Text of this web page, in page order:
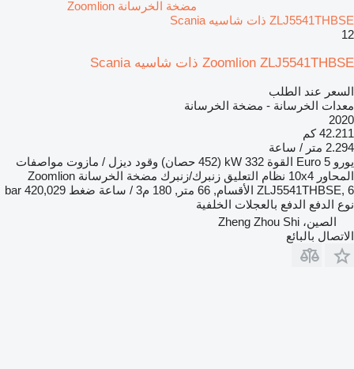
مضخة الخرسانة Zoomlion
ZLJ5541THBSE ذات شاسيه Scania
12
Zoomlion ZLJ5541THBSE ذات شاسيه Scania
السعر عند الطلب
معدات الخرسانة - مضخة الخرسانة
2020
42.211 كم
2.294 متر / ساعة
يورو Euro 5 القوة 332 kW (452 حصان) وقود ديزل / مازوت مواصفات
المحاور 10x4 نظام التعليق زنبرك/زنبرك مضخة الخرسانة Zoomlion
ZLJ5541THBSE, 6 الأقسام, 66 متر, 180 م3 / ساعة
ضغط 420,029 bar
نوع الدفع الدفع بالعجلات الخلفية
الصين، Zheng Zhou Shi
الاتصال بالبائع